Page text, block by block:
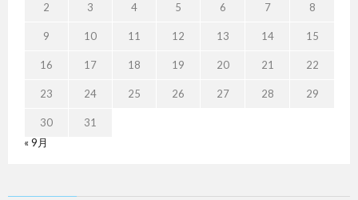
2 3 4 5 6 7 8
9 10 11 12 13 14 15
16 17 18 19 20 21 22
23 24 25 26 27 28 29
30
31
« 9月